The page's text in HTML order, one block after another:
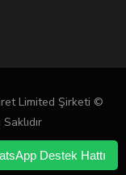
Limited Şirketi ©
Destek Hattı